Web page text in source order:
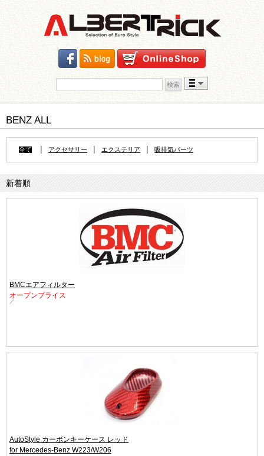
Skip to content
BENZ ALL
全て | アクセサリー | エクステリア | 吸排気パーツ
新着順
BMCエアフィルター
オープンプライス
／
AutoStyle カーボンキーケース レッド
for Mercedes-Benz W223/W206